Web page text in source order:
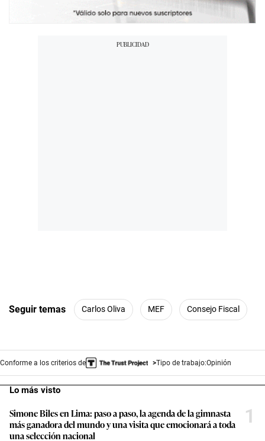
Seguir temas Carlos Oliva MEF Consejo Fiscal
Conforme a los criterios de Tipo de trabajo:Opinión
Lo más visto
Simone Biles en Lima: paso a paso, la agenda de la gimnasta
más ganadora del mundo y una visita que emocionará a toda
una selección nacional
1